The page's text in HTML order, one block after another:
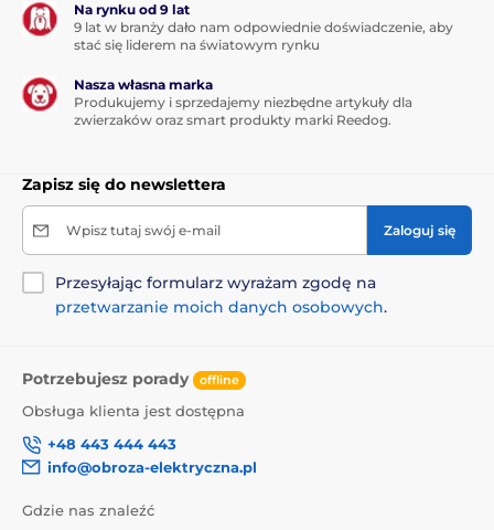
W momencie, kiedy Twój pies będzie zaskoczony
przez pieszego lub przejeżdżające autosmycz
Reedog Senza pozwali Ci na precyzyjną kontrolę
naciśnięciem bez problemu zwiniesz smycz,
zatrzymasz lub pozwolisz na swobodnerozwijanie się
uchwytu wszystko masz dosłownie pod ręką.
Możliwość szybkiej reakcji to dokładnie to, czego
oczekujesz podczas spacerów z Twoim psem!
Na rynku od 9 lat
9 lat w branży dało nam odpowiednie doświadczenie, aby
stać się liderem na światowym rynku
Nasza własna marka
Produkujemy i sprzedajemy niezbędne artykuły dla
zwierzaków oraz smart produkty marki Reedog.
Zapisz się do newslettera
Wpisz tutaj swój e-mail Zaloguj się
Przesyłając formularz wyrażam zgodę na
przetwarzanie moich danych osobowych.
Potrzebujesz porady offline
Obsługa klienta jest dostępna
+48 443 444 443
info@obroza-elektryczna.pl
Gdzie nas znaleźć